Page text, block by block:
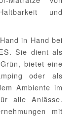
und
in Hand bei
Sie dient als
bietet eine
oder als
Ambiente im
alle Anlässe.
mit